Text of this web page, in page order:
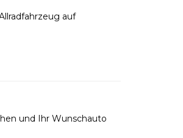
auf
und Ihr Wunschauto